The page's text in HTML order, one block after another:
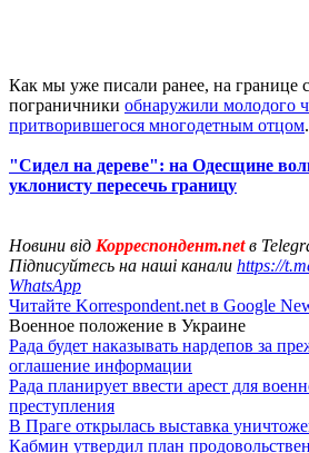
Как мы уже писали ранее, на границе
пограничники обнаружили молодого
притворившегося многодетным отцом.
"Сидел на дереве": на Одесщине
уклонисту пересечь границу
Новини від Корреспондент.netв
Підписуйтесь на наші канали https://
WhatsApp
Читайте Korrespondent.net в Google
Военное положение в Украине
Рада будет наказывать нардепов за
оглашение информации
Рада планирует ввести арест для
преступления
В Праге открылась выставка
Кабмин утвердил план